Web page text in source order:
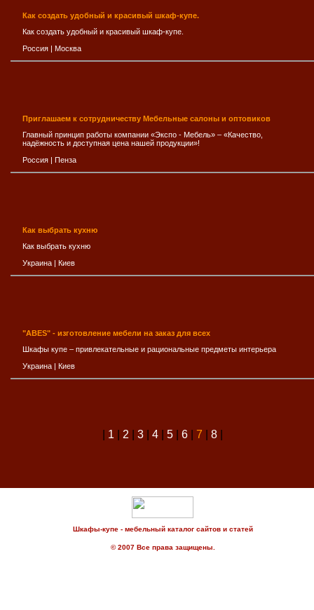
Как создать удобный и красивый шкаф-купе.
Как создать удобный и красивый шкаф-купе.
Россия | Москва
Приглашаем к сотрудничеству Мебельные салоны и оптовиков
Главный принцип работы компании «Экспо - Мебель» – «Качество,
надёжность и доступная цена нашей продукции»!
Россия | Пенза
Как выбрать кухню
Как выбрать кухню
Украина | Киев
"ABES" - изготовление мебели на заказ для всех
Шкафы купе – привлекательные и рациональные предметы интерьера
Украина | Киев
1 2 3| 4| 5| 6| 7 8|
Шкафы-купе - мебельный каталог сайтов и статей
© 2007 Все права защищены.